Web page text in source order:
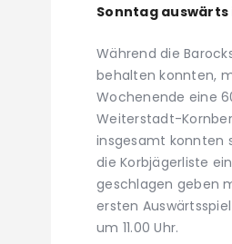
Sonntag
Während die
behalten konnten,
Wochenende eine
Weiterstadt-
insgesamt konnten
die Korbjägerliste
geschlagen geben
ersten
um 11.00 Uhr.